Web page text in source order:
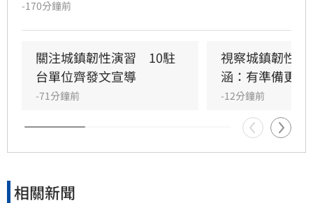
並強調行政院版透過弱勢對存能落實公平正義，
避免在野黨版本加劇貧富差距。此外，政府同步
推動育兒留停六加三、延長婚產假等多項配套措
施，建構完善支持體系。政院重申，國家政策規
劃需具備整體性，針對立法院侵害預算編製權的
作為，將持續捍衛憲法賦予的權限，確保政策有
-170分鐘前
關注城鎮韌性演習　10駐
台單位齊發文宣導
-71分鐘前
視察城鎮韌性
涵：有準備更安
-12分鐘前
相關新聞